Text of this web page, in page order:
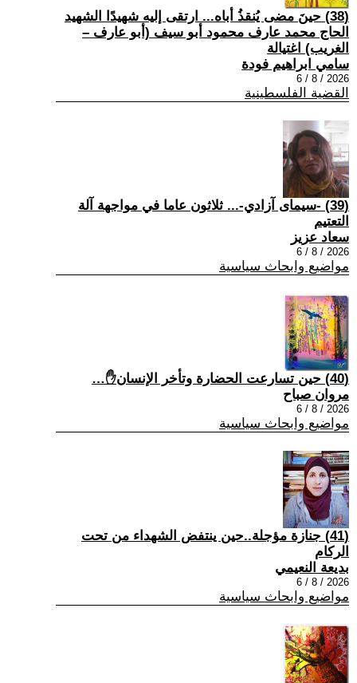
(38) حينَ مضى يُنقذُ أباه... ارتقى إليه شهيدًا الشهيد
الحاج محمد عارف محمود أبو سيف (أبو عارف –
الغريب) اغتيالة
سامي ابراهيم فودة
2026 / 8 / 6
القضية الفلسطينية
(39) -سيمای آزادي-... ثلاثون عاما في مواجهة آلة
التعتيم
سعاد عزيز
2026 / 8 / 6
مواضيع وابحاث سياسية
(40) حين تسارعت الحضارة وتأخر الإنسان✋…
مروان صباح
2026 / 8 / 6
مواضيع وابحاث سياسية
(41) جنازة مؤجلة..حين ينتفض الشهداء من تحت
الركام
بديعة النعيمي
2026 / 8 / 6
مواضيع وابحاث سياسية